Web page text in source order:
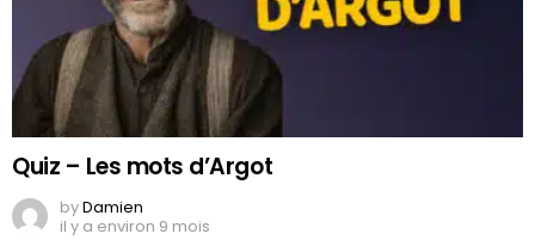
Quiz – Les mots d’Argot
byDamien
il y a environ 9 mois